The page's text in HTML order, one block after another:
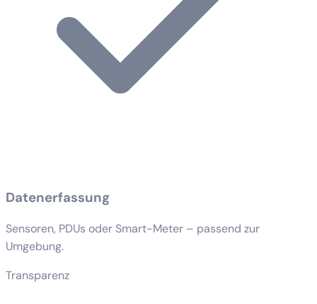
Datenerfassung
Sensoren, PDUs oder Smart-Meter – passend zur
Umgebung.
Transparenz